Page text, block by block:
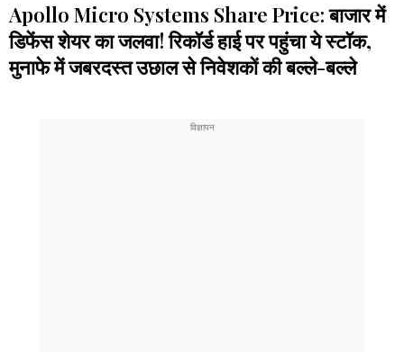
Apollo Micro Systems Share Price: बाजार में
डिफेंस शेयर का जलवा! रिकॉर्ड हाई पर पहुंचा ये स्टॉक,
मुनाफे में जबरदस्त उछाल से निवेशकों की बल्ले-बल्ले